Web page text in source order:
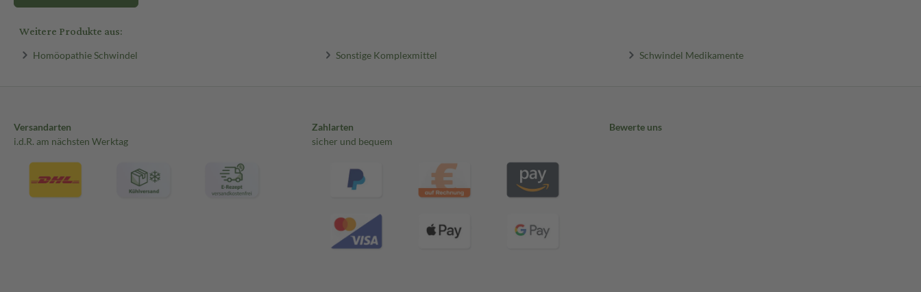
Weitere Produkte aus:
Homöopathie Schwindel Sonstige Komplexmittel Schwindel Medikamente
Versandarten
i.d.R. am nächsten Werktag
Zahlarten
sicher und bequem
Bewerte uns